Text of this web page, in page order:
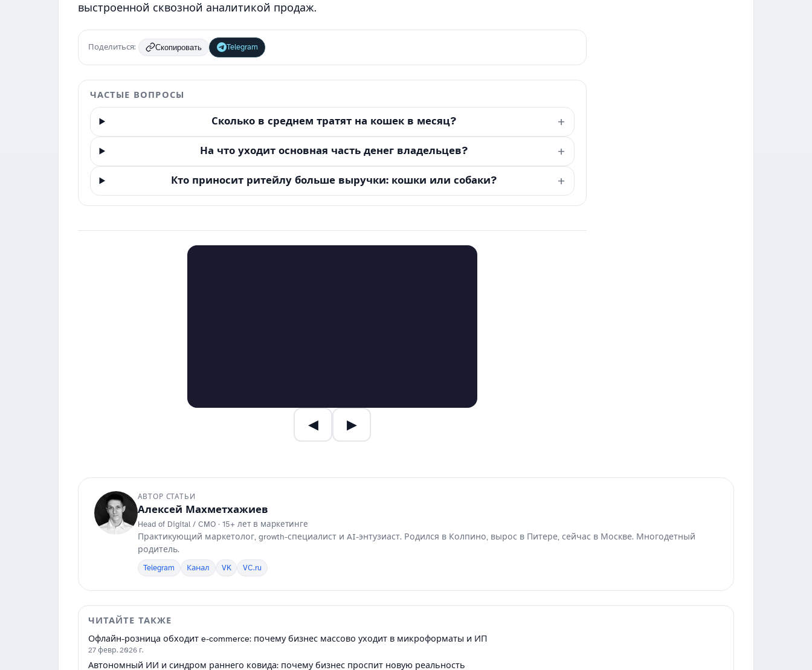
выстроенной сквозной аналитикой продаж.
Поделиться: Скопировать Telegram
ЧАСТЫЕ ВОПРОСЫ
Сколько в среднем тратят на кошек в месяц?
На что уходит основная часть денег владельцев?
Кто приносит ритейлу больше выручки: кошки или собаки?
◀ ▶
АВТОР СТАТЬИ
Алексей Махметхажиев
Head of Digital / CMO · 15+ лет в маркетинге
Практикующий маркетолог, growth-специалист и AI-энтузиаст. Родился в Колпино, вырос в Питере, сейчас в Москве. Многодетный
родитель.
Telegram Канал VK VC.ru
ЧИТАЙТЕ ТАКЖЕ
Офлайн-розница обходит e-commerce: почему бизнес массово уходит в микроформаты и ИП
27 февр. 2026 г.
Автономный ИИ и синдром раннего ковида: почему бизнес проспит новую реальность